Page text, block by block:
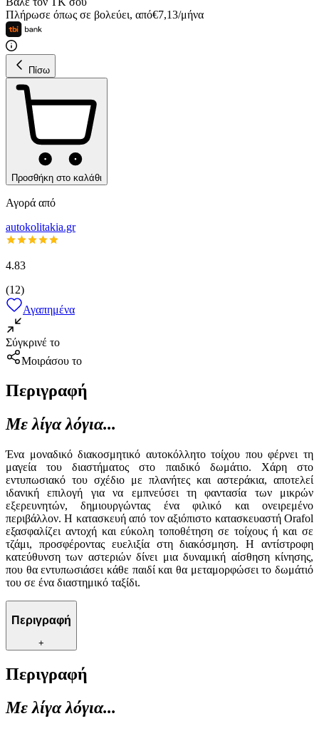
Πλήρωσε όπως σε βολεύει, από€7,13/μήνα
Πίσω
Προσθήκη στο καλάθι
Αγορά από
autokolitakia.gr
4.83
(12)
Αγαπημένα
Σύγκρινέ το
Μοιράσου το
Περιγραφή
Με λίγα λόγια...
Ένα μοναδικό διακοσμητικό αυτοκόλλητο τοίχου που φέρνει τη
μαγεία του διαστήματος στο παιδικό δωμάτιο. Χάρη στο
εντυπωσιακό του σχέδιο με πλανήτες και αστεράκια, αποτελεί
ιδανική επιλογή για να εμπνεύσει τη φαντασία των μικρών
εξερευνητών, δημιουργώντας ένα φιλικό και ονειρεμένο
περιβάλλον. Η κατασκευή από τον αξιόπιστο κατασκευαστή Orafol
εξασφαλίζει αντοχή και εύκολη τοποθέτηση σε τοίχους ή και σε
τζάμι, προσφέροντας ευελιξία στη διακόσμηση. Η αντίστροφη
κατεύθυνση των αστεριών δίνει μια δυναμική αίσθηση κίνησης,
που θα εντυπωσιάσει κάθε παιδί και θα μεταμορφώσει το δωμάτιό
του σε ένα διαστημικό ταξίδι.
Περιγραφή
+
Περιγραφή
Με λίγα λόγια...